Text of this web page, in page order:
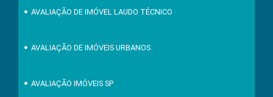
AVALIAÇÃO DE IMÓVEL LAUDO TÉCNICO
AVALIAÇÃO DE IMÓVEIS URBANOS
AVALIAÇÃO IMÓVEIS SP